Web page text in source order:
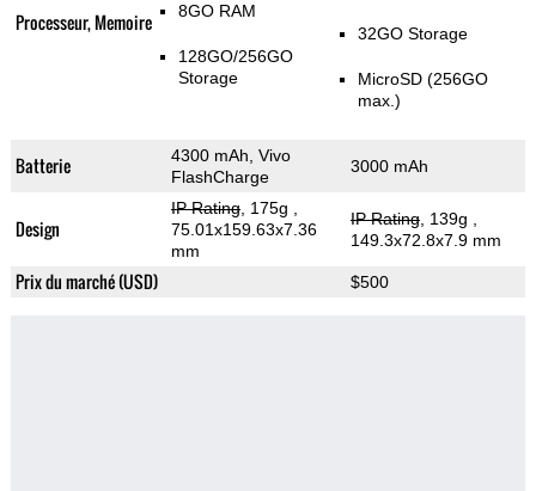
Processeur, Memoire 8GO RAM
128GO/256GO
Storage
32GO Storage
MicroSD (256GO
max.)
Batterie
4300 mAh, Vivo
FlashCharge
3000 mAh
Design
IP Rating, 175g
75.01x159.63x7.36
mm
IP Rating, 139g
149.3x72.8x7.9 mm
Prix du marché (USD) $500